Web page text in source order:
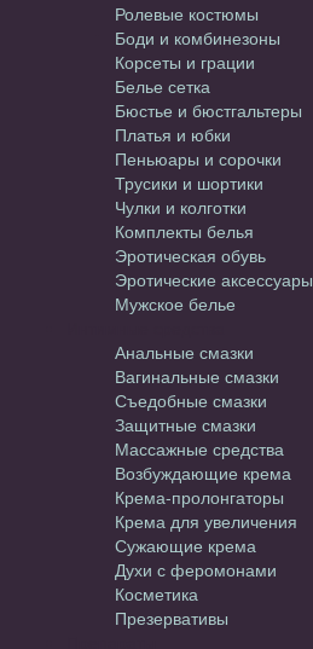
Ролевые костюмы
Боди и комбинезоны
Корсеты и грации
Белье сетка
Бюстье и бюстгальтеры
Платья и юбки
Пеньюары и сорочки
Трусики и шортики
Чулки и колготки
Комплекты белья
Эротическая обувь
Эротические аксессуары
Мужское белье
Анальные смазки
Вагинальные смазки
Съедобные смазки
Защитные смазки
Массажные средства
Возбуждающие крема
Крема-пролонгаторы
Крема для увеличения
Сужающие крема
Духи с феромонами
Косметика
Презервативы